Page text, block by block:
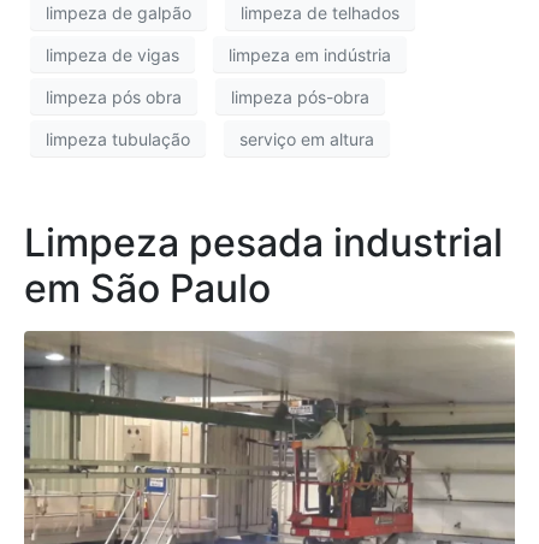
limpeza de galpão limpeza de telhados
limpeza de vigas limpeza em indústria
limpeza pós obra limpeza pós-obra
limpeza tubulação serviço em altura
Limpeza pesada industrial
em São Paulo